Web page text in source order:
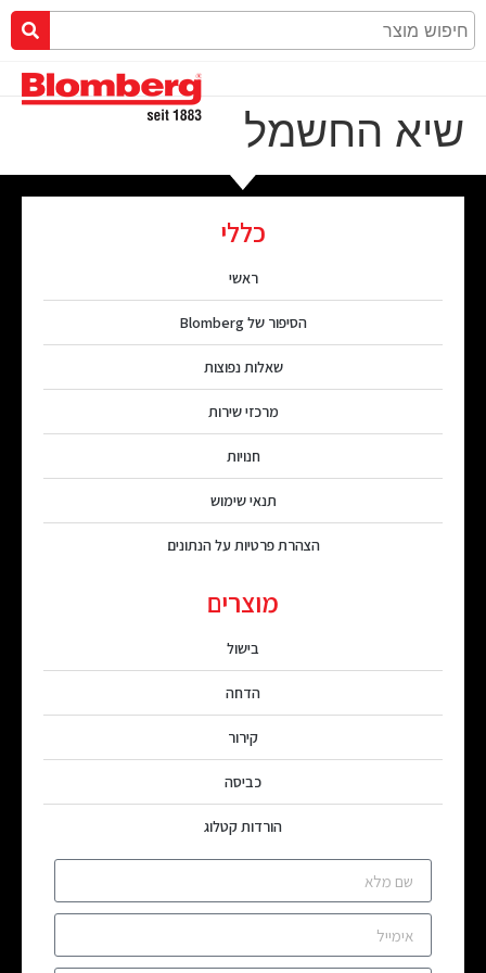
שיא החשמל
כללי
ראשי
הסיפור של Blomberg
שאלות נפוצות
מרכזי שירות
חנויות
תנאי שימוש
הצהרת פרטיות על הנתונים
מוצרים
בישול
הדחה
קירור
כביסה
הורדות קטלוג